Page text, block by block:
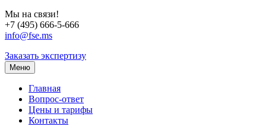
Мы на связи!
+7 (495) 666-5-666
info@fse.ms
Заказать экспертизу
Меню
Главная
Вопрос-ответ
Цены и тарифы
Контакты